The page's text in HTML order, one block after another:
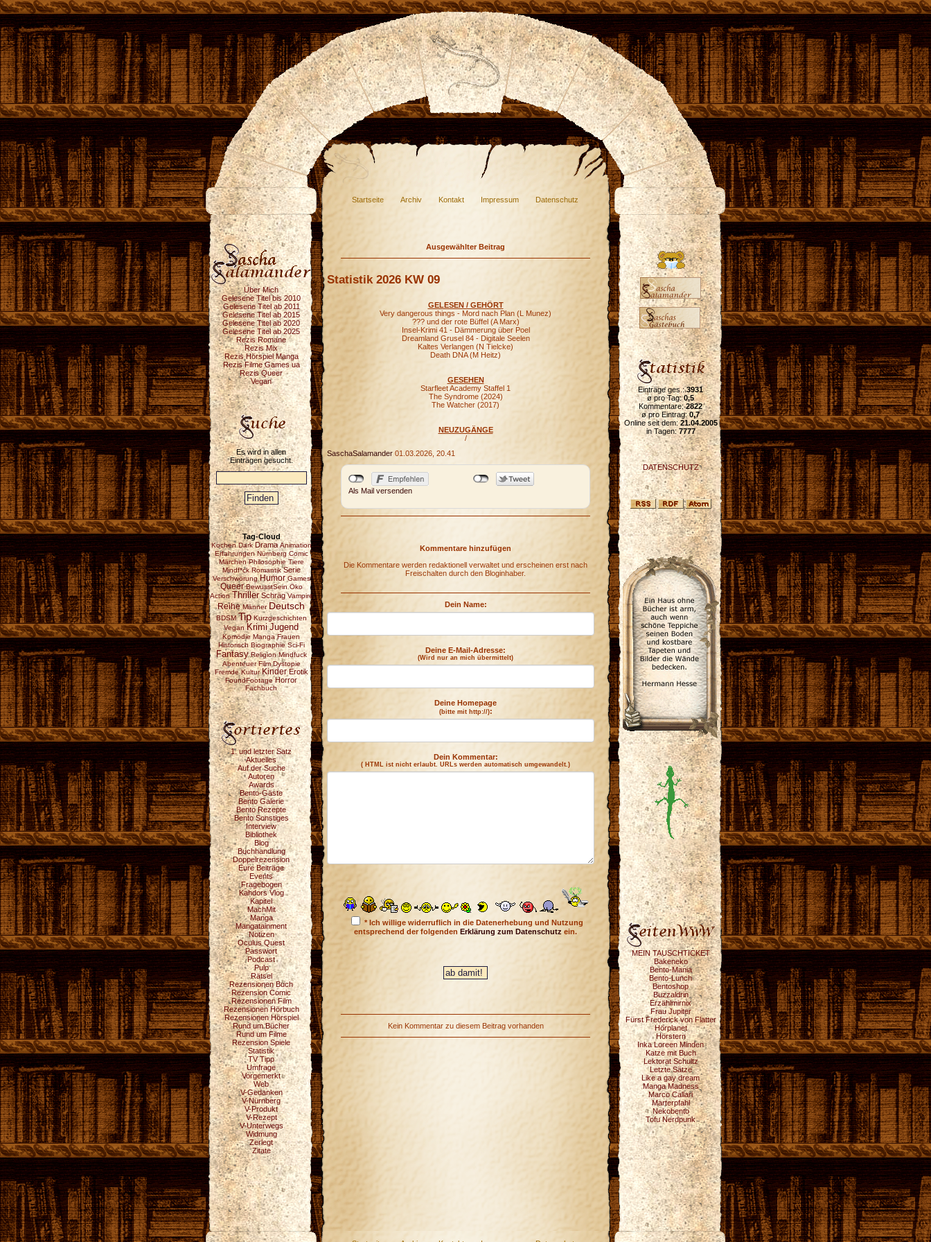
Startseite Archiv Kontakt Impressum Datenschutz
Über Mich
Gelesene Titel bis 2010
Gelesene Titel ab 2011
Gelesene Titel ab 2015
Gelesene Titel ab 2020
Gelesene Titel ab 2025
Rezis Romane
Rezis Mix
Rezis Hörspiel Manga
Rezis Filme Games ua
Rezis Queer
Vegan
Es wird in allen
Einträgen gesucht.
Tag-Cloud
Kochen Dark Drama Animation
Erfahrungen Nürnberg Comic
Märchen Philosophie Tiere
Mindf*ck Romantik Serie
Verschwörung Humor Games
Queer BewusstSein Öko
Action Thriller Schräg Vampire
Reihe Männer Deutsch
BDSM Tip Kurzgeschichten
Vegan Krimi Jugend
Komödie Manga Frauen
Historisch Biographie Sci-Fi
Fantasy Religion Mindfuck
Abenteuer Film Dystopie
Fremde Kultur Kinder Erotik
FoundFootage Horror
Fachbuch
1. und letzter Satz
Aktuelles
Auf der Suche
Autoren
Awards
Bento-Gäste
Bento Galerie
Bento Rezepte
Bento Sonstiges
Interview
Bibliothek
Blog
Buchhandlung
Doppelrezension
Eure Beiträge
Events
Fragebogen
Kahdors Vlog
Kapitel
MachMit
Manga
Mangatainment
Notizen
Oculus Quest
Passwort
Podcast
Pulp
Rätsel
Rezensionen Buch
Rezension Comic
Rezensionen Film
Rezensionen Hörbuch
Rezensionen Hörspiel
Rund um Bücher
Rund um Filme
Rezension Spiele
Statistik
TV Tipp
Umfrage
Vorgemerkt
Web
V-Gedanken
V-Nürnberg
V-Produkt
V-Rezept
V-Unterwegs
Widmung
Zerlegt
Zitate
Ausgewählter Beitrag
Statistik 2026 KW 09
GELESEN / GEHÖRT
Very dangerous things - Mord nach Plan (L Munez)
??? und der rote Büffel (A Marx)
Insel-Krimi 41 - Dämmerung über Poel
Dreamland Grusel 84 - Digitale Seelen
Kaltes Verlangen (N Tielcke)
Death DNA (M Heitz)
GESEHEN
Starfleet Academy Staffel 1
The Syndrome (2024)
The Watcher (2017)
NEUZUGÄNGE
/
SaschaSalamander 01.03.2026, 20.41
Als Mail versenden
Kommentare hinzufügen
Die Kommentare werden redaktionell verwaltet und erscheinen erst nach
Freischalten durch den Bloginhaber.
Dein Name:
Deine E-Mail-Adresse:
(Wird nur an mich übermittelt)
Deine Homepage
(bitte mit http://):
Dein Kommentar:
( HTML ist nicht erlaubt. URLs werden automatisch umgewandelt.)
* Ich willige widerruflich in die Datenerhebung und Nutzung
entsprechend der folgenden Erklärung zum Datenschutz ein.
Kein Kommentar zu diesem Beitrag vorhanden
Einträge ges.:3931
ø pro Tag:0,5
Kommentare:2822
ø pro Eintrag:0,7
Online seit dem:21.04.2005
in Tagen:7777
DATENSCHUTZ
MEIN TAUSCHTICKET
Bakeneko
Bento-Mania
Bento-Lunch
Bentoshop
Buzzaldrin
Erzählmirnix
Frau Jupiter
Fürst Frederick von Flatter
Hörplanet
Hörstern
Inka Loreen Minden
Katze mit Buch
Lektorat Schultz
Letzte Sätze
Like a gay dream
Manga Madness
Marco Callari
Marterpfahl
Nekobento
Tofu Nerdpunk